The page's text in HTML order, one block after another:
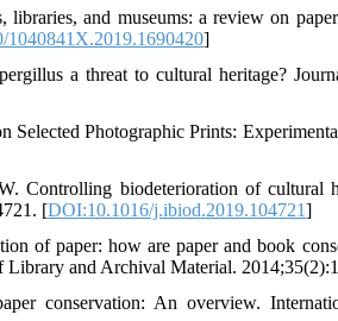
and museums: a review on
1040841X.2019.1690420]
a threat to cultural heritage?
Photographic Prints:
biodeterioration of cultural
[DOI:10.1016/j.ibiod.2019.104721]
of paper: how are paper and book
Library and Archival Material.
conservation: An overview.